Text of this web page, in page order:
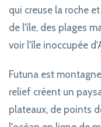
qui creuse la roche
de l'île, des plages
voir l'île inoccupée
Futuna est
relief créent un
plateaux, de points